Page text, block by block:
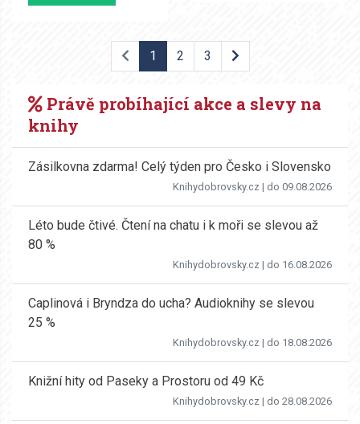
1 2 3
Právě probíhající akce a slevy na
knihy
Zásilkovna zdarma! Celý týden pro Česko i Slovensko
Knihydobrovsky.cz | do 09.08.2026
Léto bude čtivé. Čtení na chatu i k moři se slevou až
80 %
Knihydobrovsky.cz | do 16.08.2026
Caplinová i Bryndza do ucha? Audioknihy se slevou
25 %
Knihydobrovsky.cz | do 18.08.2026
Knižní hity od Paseky a Prostoru od 49 Kč
Knihydobrovsky.cz | do 28.08.2026